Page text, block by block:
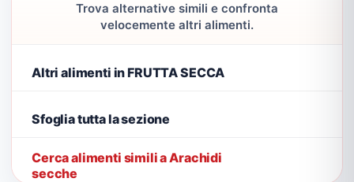
Trova alternative simili e confronta
velocemente altri alimenti.
Altri alimenti in FRUTTA SECCA
Sfoglia tutta la sezione
Cerca alimenti simili a Arachidi
secche